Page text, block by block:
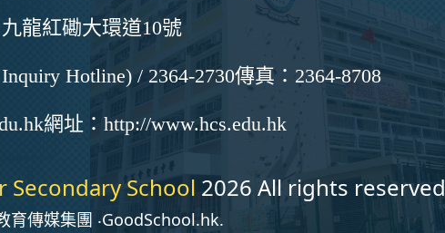
九龍紅磡大環道10號
Hotline) / 2364-2730傳真： 2364-8708
網址： http://www.hcs.edu.hk
Secondary School 2026 All rights reserved
育傳媒集團 ‧GoodSchool.hk.